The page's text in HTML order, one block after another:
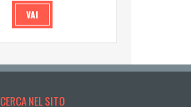
VAI
CERCA NEL SITO